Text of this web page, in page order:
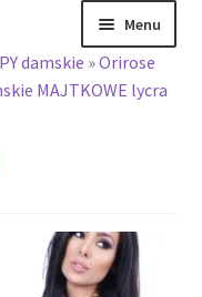
Menu
damskie »Orirose
MAJTKOWE lycra